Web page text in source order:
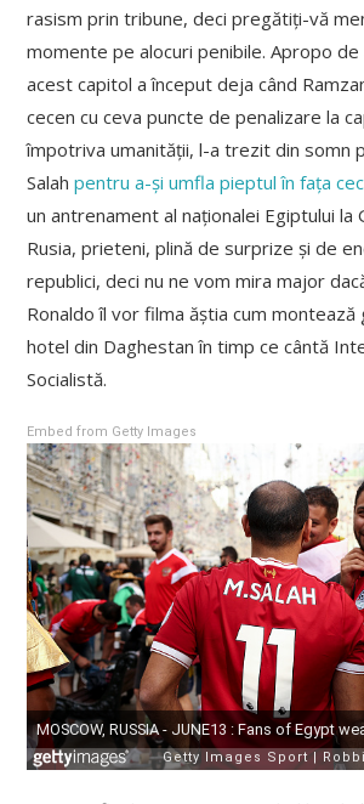
rasism prin tribune, deci pregătiți-vă
momente pe alocuri penibile. Apropo de
acest capitol a început deja când
cecen cu ceva puncte de penalizare la
împotriva umanității, l-a trezit din somn
Salahpentru a-și umfla pieptul în fața
un antrenament al naționalei Egiptului la
Rusia, prieteni, plină de surprize și de
republici, deci nu ne vom mira major
Ronaldo îl vor filma ăștia cum
hotel din Daghestan în timp ce cântă
Socialistă.
Embed from Getty Images